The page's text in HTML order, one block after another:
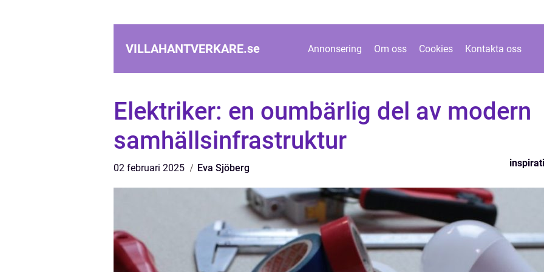
VILLAHANTVERKARE.se Annonsering Om oss Cookies Kontakta oss
Elektriker: en oumbärlig del av modern
samhällsinfrastruktur
02 februari 2025 Eva Sjöberg